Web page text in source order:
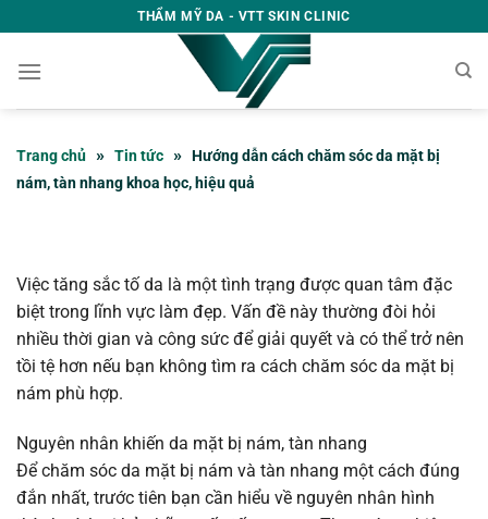
qua
nội
THẨM MỸ DA - VTT SKIN CLINIC
Trang chủ » Tin tức » Hướng dẫn cách chăm sóc da mặt bị
nám, tàn nhang khoa học, hiệu quả
Việc tăng sắc tố da là một tình trạng được quan tâm đặc
biệt trong lĩnh vực làm đẹp. Vấn đề này thường đòi hỏi
nhiều thời gian và công sức để giải quyết và có thể trở nên
tồi tệ hơn nếu bạn không tìm ra cách chăm sóc da mặt bị
nám phù hợp.
Nguyên nhân khiến da mặt bị nám, tàn nhang
Để chăm sóc da mặt bị nám và tàn nhang một cách đúng
đắn nhất, trước tiên bạn cần hiểu về nguyên nhân hình